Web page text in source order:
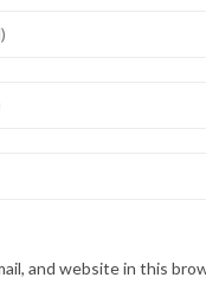
and website in this